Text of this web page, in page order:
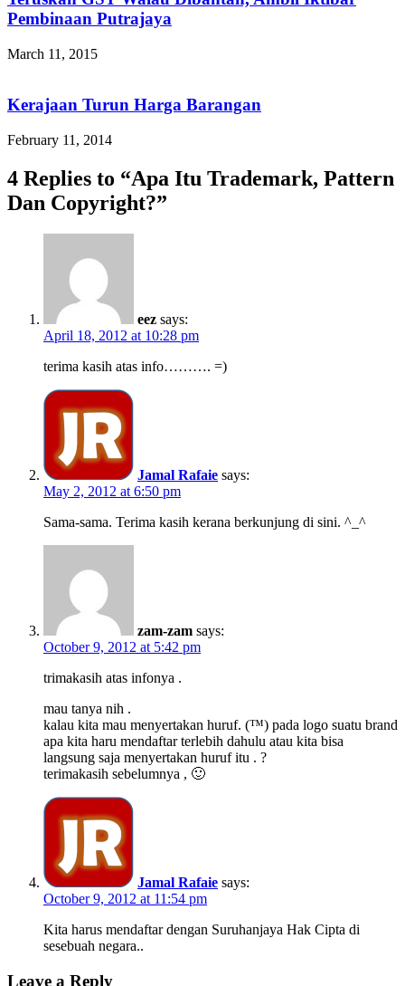
Pembinaan Putrajaya
March 11, 2015
Kerajaan Turun Harga Barangan
February 11, 2014
4 Replies to “Apa Itu Trademark, Pattern
Dan Copyright?”
eez says:
April 18, 2012 at 10:28 pm
terima kasih atas info………. =)
Jamal Rafaie says:
May 2, 2012 at 6:50 pm
Sama-sama. Terima kasih kerana berkunjung di sini. ^_^
zam-zam says:
October 9, 2012 at 5:42 pm
trimakasih atas infonya .
mau tanya nih .
kalau kita mau menyertakan huruf. (™) pada logo suatu brand
apa kita haru mendaftar terlebih dahulu atau kita bisa
langsung saja menyertakan huruf itu . ?
terimakasih sebelumnya , 🙂
Jamal Rafaie says:
October 9, 2012 at 11:54 pm
Kita harus mendaftar dengan Suruhanjaya Hak Cipta di
sesebuah negara..
Leave a Reply